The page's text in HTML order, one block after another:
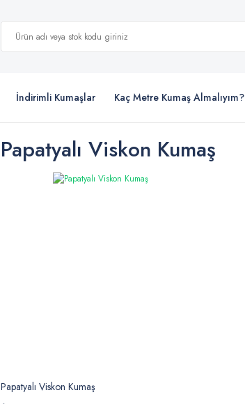
İndirimli Kumaşlar Kaç Metre Kumaş Almalıyım?
Papatyalı Viskon Kumaş
Papatyalı Viskon Kumaş